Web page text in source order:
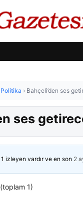
Politika › Bahçeli’den ses
ses
izleyen vardır ve en son 2
1)